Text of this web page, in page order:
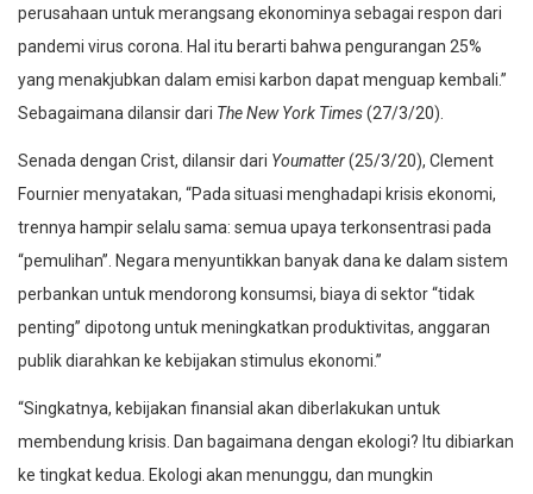
perusahaan untuk merangsang ekonominya sebagai respon dari
pandemi virus corona. Hal itu berarti bahwa pengurangan 25%
yang menakjubkan dalam emisi karbon dapat menguap kembali.”
Sebagaimana dilansir dari The New York Times(27/3/20).
Senada dengan Crist, dilansir dari Youmatter(25/3/20), Clement
Fournier menyatakan, “Pada situasi menghadapi krisis ekonomi,
trennya hampir selalu sama: semua upaya terkonsentrasi pada
“pemulihan”. Negara menyuntikkan banyak dana ke dalam sistem
perbankan untuk mendorong konsumsi, biaya di sektor “tidak
penting” dipotong untuk meningkatkan produktivitas, anggaran
publik diarahkan ke kebijakan stimulus ekonomi.”
“Singkatnya, kebijakan finansial akan diberlakukan untuk
membendung krisis. Dan bagaimana dengan ekologi? Itu dibiarkan
ke tingkat kedua. Ekologi akan menunggu, dan mungkin